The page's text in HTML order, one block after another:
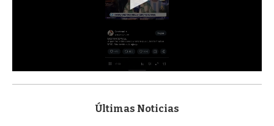
s
Últimas Noticias